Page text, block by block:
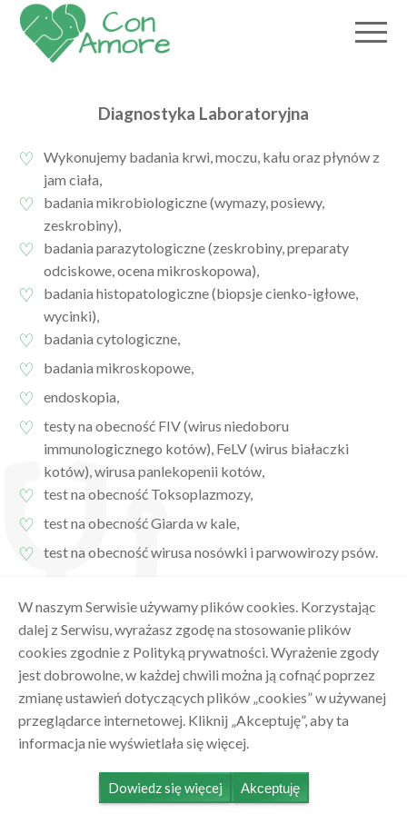
Diagnostyka Laboratoryjna
Wykonujemy badania krwi, moczu, kału oraz płynów z
jam ciała,
badania mikrobiologiczne (wymazy, posiewy,
zeskrobiny),
badania parazytologiczne (zeskrobiny, preparaty
odciskowe, ocena mikroskopowa),
badania histopatologiczne (biopsje cienko-igłowe,
wycinki),
badania cytologiczne,
badania mikroskopowe,
endoskopia,
testy na obecność FIV (wirus niedoboru
immunologicznego kotów), FeLV (wirus białaczki
kotów), wirusa panlekopenii kotów,
test na obecność Toksoplazmozy,
test na obecność Giarda w kale,
test na obecność wirusa nosówki i parwowirozy psów.
☚ wróć
Oferta Specjalizacje Kadra Kontakt
☏ 570 200 207 ✉conamore.vet@gmail.com
© 2021 Con Amore
W naszym Serwisie używamy plików cookies. Korzystając
dalej z Serwisu, wyrażasz zgodę na stosowanie plików
cookies zgodnie z Polityką prywatności. Wyrażenie zgody
jest dobrowolne, w każdej chwili można ją cofnąć poprzez
zmianę ustawień dotyczących plików „cookies” w używanej
przeglądarce internetowej. Kliknij „Akceptuję”, aby ta
informacja nie wyświetlała się więcej.
Dowiedz się więcej Akceptuję